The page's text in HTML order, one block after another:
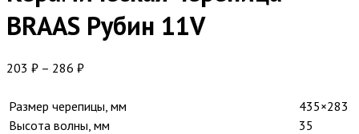
BRAAS Рубин 11V
203 ₽ – 286 ₽
Размер черепицы, мм
435×283
Высота волны, мм
35